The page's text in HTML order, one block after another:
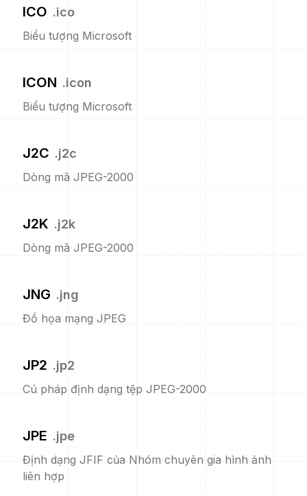
ICO .ico
Biểu tượng Microsoft
ICON .icon
Biểu tượng Microsoft
J2C .j2c
Dòng mã JPEG-2000
J2K .j2k
Dòng mã JPEG-2000
JNG .jng
Đồ họa mạng JPEG
JP2 .jp2
Cú pháp định dạng tệp JPEG-2000
JPE .jpe
Định dạng JFIF của Nhóm chuyên gia hình ảnh
liên hợp